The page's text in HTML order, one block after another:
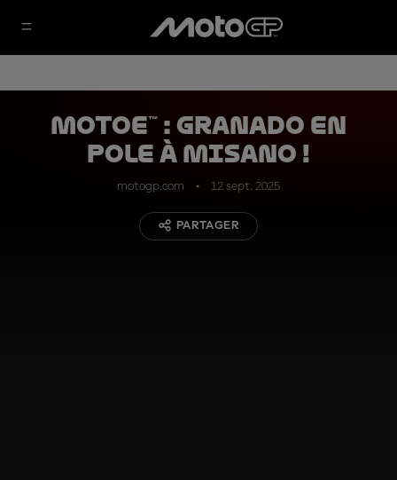
MotoE™ : Granado en
pole à Misano !
motogp.com 12 sept. 2025
PARTAGER